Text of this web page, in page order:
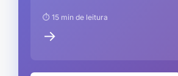
⏱ 15 min de leitura
→